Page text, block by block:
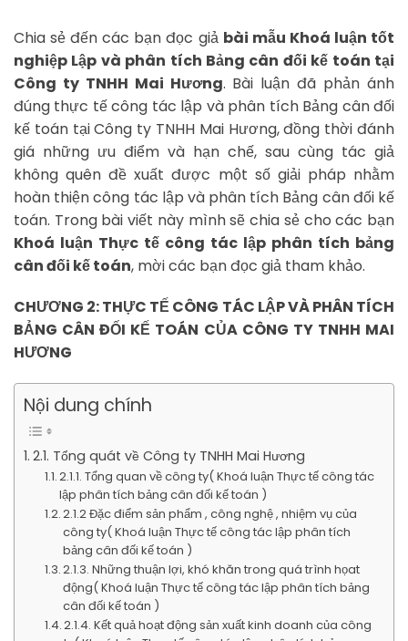
Chia sẻ đến các bạn đọc giả bài mẫu Khoá luận tốt
nghiệp Lập và phân tích Bảng cân đối kế toán tại
Công ty TNHH Mai Hương. Bài luận đã phản ánh
đúng thực tế công tác lập và phân tích Bảng cân đối
kế toán tại Công ty TNHH Mai Hương, đồng thời đánh
giá những ưu điểm và hạn chế, sau cùng tác giả
không quên đề xuất được một số giải pháp nhằm
hoàn thiện công tác lập và phân tích Bảng cân đối kế
toán. Trong bài viết này mình sẽ chia sẻ cho các bạn
Khoá luận Thực tế công tác lập phân tích bảng
cân đối kế toán, mời các bạn đọc giả tham khảo.
CHƯƠNG 2: THỰC TẾ CÔNG TÁC LẬP VÀ PHÂN TÍCH
BẢNG CÂN ĐỐI KẾ TOÁN CỦA CÔNG TY TNHH MAI
HƯƠNG
Nội dung chính
2.1. Tổng quát về Công ty TNHH Mai Hương
2.1.1. Tổng quan về công ty( Khoá luận Thực tế công tác
lập phân tích bảng cân đối kế toán )
2.1.2 Đặc điểm sản phẩm , công nghệ , nhiệm vụ của
công ty( Khoá luận Thực tế công tác lập phân tích
bảng cân đối kế toán )
2.1.3. Những thuận lợi, khó khăn trong quá trình họat
động( Khoá luận Thực tế công tác lập phân tích bảng
cân đối kế toán )
2.1.4. Kết quả hoạt động sản xuất kinh doanh của công